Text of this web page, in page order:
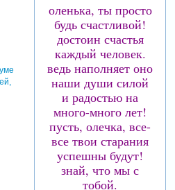
оленька, ты просто
будь счастливой!
достоин счастья
каждый человек.
ведь наполняет оно
наши души силой
и радостью на
много-много лет!
пусть, олечка, все-
все твои старания
успешны будут!
знай, что мы с
тобой.